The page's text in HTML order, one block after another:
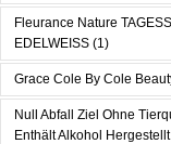
Fleurance Nature
EDELWEISS (1)
Grace Cole By Cole
Null Abfall Ziel Ohne
Enthält Alkohol Hergestellt